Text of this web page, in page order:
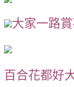
大家一路
百合花都好